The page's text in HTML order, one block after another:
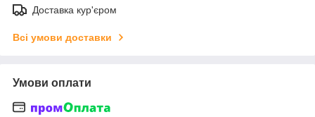
Доставка кур'єром
Всі умови доставки
Умови оплати